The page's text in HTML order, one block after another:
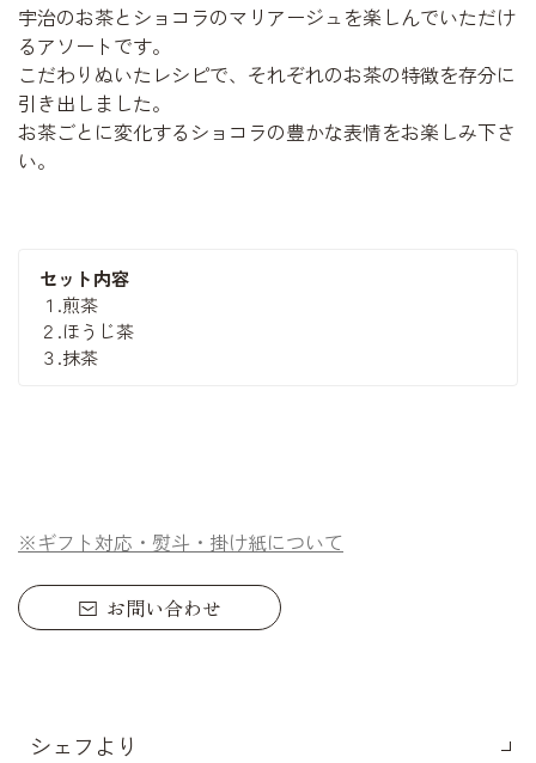
宇治のお茶とショコラのマリアージュを楽しんでいただけ
るアソートです。
こだわりぬいたレシピで、それぞれのお茶の特徴を存分に
引き出しました。
お茶ごとに変化するショコラの豊かな表情をお楽しみ下さ
い。
セット内容
１.煎茶
２.ほうじ茶
３.抹茶
※ギフト対応・熨斗・掛け紙について
お問い合わせ
シェフより